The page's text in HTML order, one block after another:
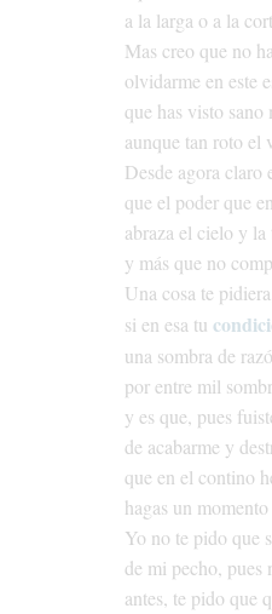
a la larga o a la
Mas creo que no
olvidarme en este
que has visto sano
aunque tan roto el
Desde agoraclaro
que el poderque en
abrazael cielo y la
y más que no
Unacosa te
si en esa tu
una sombra de
porentre mil
y es que, pues
de acabarme y
que en el contino
hagas un momento
Yo no te pido que
de mi pecho, pues
antes, te pido que